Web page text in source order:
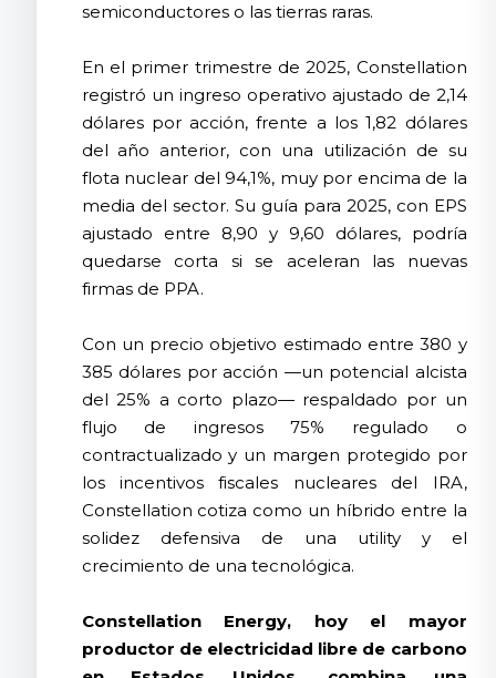
semiconductores o las tierras raras.
En el primer trimestre de 2025, Constellation
registró un ingreso operativo ajustado de 2,14
dólares por acción, frente a los 1,82 dólares
del año anterior, con una utilización de su
flota nuclear del 94,1%, muy por encima de la
media del sector. Su guía para 2025, con EPS
ajustado entre 8,90 y 9,60 dólares, podría
quedarse corta si se aceleran las nuevas
firmas de PPA.
Con un precio objetivo estimado entre 380 y
385 dólares por acción —un potencial alcista
del 25% a corto plazo— respaldado por un
flujo de ingresos 75% regulado o
contractualizado y un margen protegido por
los incentivos fiscales nucleares del IRA,
Constellation cotiza como un híbrido entre la
solidez defensiva de una utility y el
crecimiento de una tecnológica.
Constellation Energy, hoy el mayor
productor de electricidad libre de carbono